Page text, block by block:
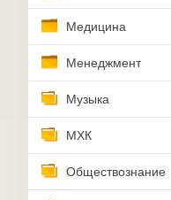
Медицина
Менеджмент
Музыка
МХК
Обществознание